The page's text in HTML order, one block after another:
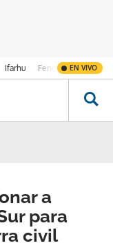
Ifarhu Fenómeno de El
EN VIVO
a
para
civil